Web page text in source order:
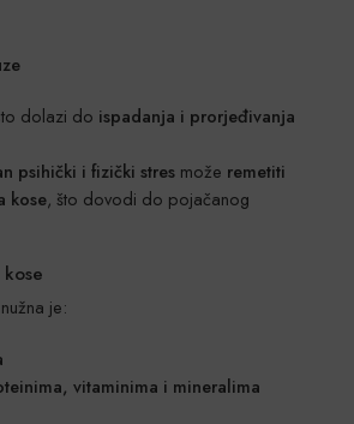
dolazi do ispadanja i prorjeđivanja
psihički i fizički stres može remetiti
kose, što dovodi do pojačanog
je:
vitaminima i mineralima